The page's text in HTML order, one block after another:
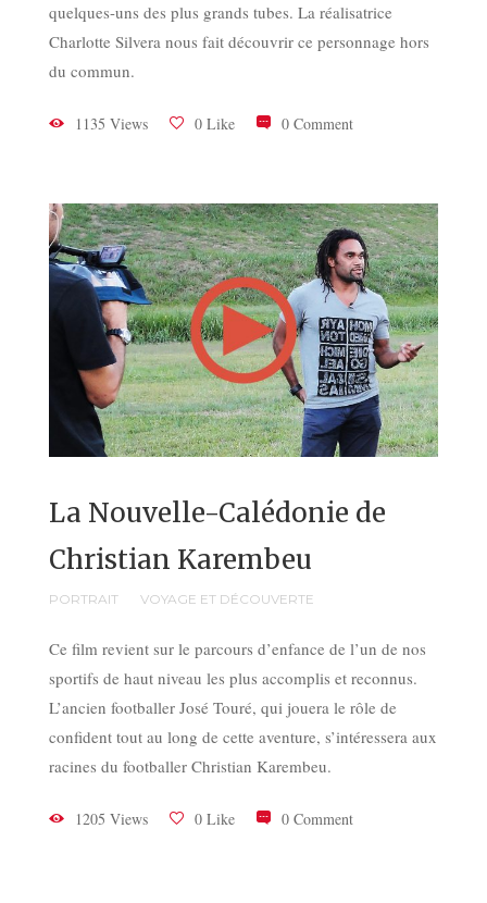
quelques-uns des plus grands tubes. La réalisatrice
Charlotte Silvera nous fait découvrir ce personnage hors
du commun.
1135 Views 0 Like 0 Comment
La Nouvelle-Calédonie de
Christian Karembeu
PORTRAIT VOYAGE ET DÉCOUVERTE
Ce film revient sur le parcours d’enfance de l’un de nos
sportifs de haut niveau les plus accomplis et reconnus.
L’ancien footballer José Touré, qui jouera le rôle de
confident tout au long de cette aventure, s’intéressera aux
racines du footballer Christian Karembeu.
1205 Views 0 Like 0 Comment